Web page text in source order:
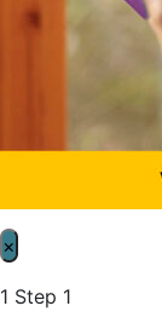
×
1 Step 1